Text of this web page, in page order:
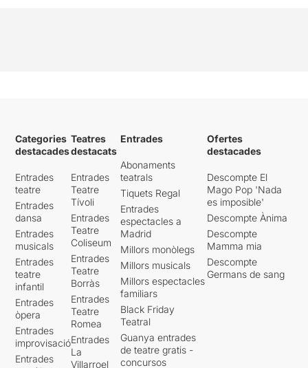
Categories
destacades
Entrades
teatre
Entrades
dansa
Entrades
musicals
Entrades
teatre
infantil
Entrades
òpera
Entrades
improvisació
Entrades
Teatres
destacats
Entrades
Teatre
Tívoli
Entrades
Teatre
Coliseum
Entrades
Teatre
Borràs
Entrades
Teatre
Romea
Entrades
La
Villarroel
Entrades
Abonaments
teatrals
Tiquets Regal
Entrades
espectacles a
Madrid
Millors monòlegs
Millors musicals
Millors espectacles
familiars
Black Friday
Teatral
Guanya entrades
de teatre gratis -
concursos
Ofertes
destacades
Descompte El
Mago Pop 'Nada
es imposible'
Descompte Ànima
Descompte
Mamma mia
Descompte
Germans de sang